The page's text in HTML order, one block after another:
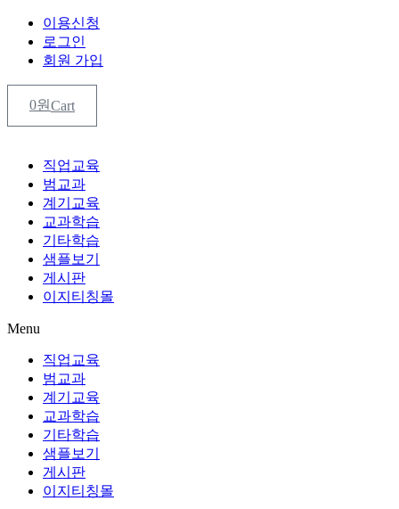
이용신청
로그인
회원 가입
0원Cart
직업교육
범교과
계기교육
교과학습
기타학습
샘플보기
게시판
이지티칭몰
Menu
직업교육
범교과
계기교육
교과학습
기타학습
샘플보기
게시판
이지티칭몰